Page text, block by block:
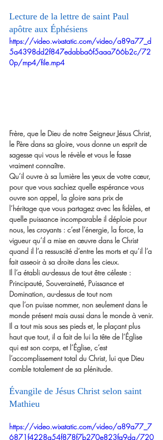
Lecture de la lettre de saint Paul
apôtre aux Éphésiens
https://video.wixstatic.com/video/a89a77_d
5a4398dd2f847edabba6f5aaa766b2c/72
0p/mp4/file.mp4
Frère, que le Dieu de notre Seigneur Jésus Christ,
le Père dans sa gloire, vous donne un esprit de
sagesse qui vous le révèle et vous le fasse
vraiment connaître.
Qu’il ouvre à sa lumière les yeux de votre cœur,
pour que vous sachiez quelle espérance vous
ouvre son appel, la gloire sans prix de
l’héritage que vous partagez avec les fidèles, et
quelle puissance incomparable il déploie pour
nous, les croyants : c’est l’énergie, la force, la
vigueur qu’il a mise en œuvre dans le Christ
quand il l’a ressuscité d’entre les morts et qu’il l’a
fait asseoir à sa droite dans les cieux.
Il l’a établi au-dessus de tout être céleste :
Principauté, Souveraineté, Puissance et
Domination, au-dessus de tout nom
que l’on puisse nommer, non seulement dans le
monde présent mais aussi dans le monde à venir.
Il a tout mis sous ses pieds et, le plaçant plus
haut que tout, il a fait de lui la tête de l’Église
qui est son corps, et l’Église, c’est
l’accomplissement total du Christ, lui que Dieu
comble totalement de sa plénitude.
Évangile de Jésus Christ selon saint
Mathieu
https://video.wixstatic.com/video/a89a77_7
6871f4228a54f878f7b270e823fa9da/720